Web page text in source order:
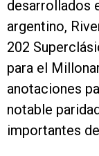
desarrollados
argentino,
202
para el
anotaciones
notable
importantes